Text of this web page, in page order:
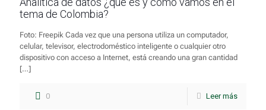
tema de Colombia?
Foto: Freepik Cada vez que una persona utiliza un computador,
celular, televisor, electrodoméstico inteligente o cualquier otro
dispositivo con acceso a Internet, está creando una gran cantidad
[…]
0 Leer más